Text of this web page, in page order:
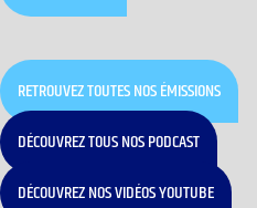
RETROUVEZ TOUTES NOS ÉMISSIONS
DÉCOUVREZ TOUS NOS PODCAST
DÉCOUVREZ NOS VIDÉOS YOUTUBE